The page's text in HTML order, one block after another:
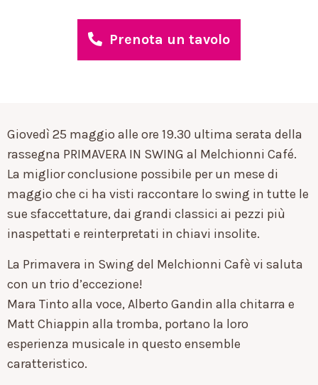
Prenota un tavolo
Giovedì 25 maggio alle ore 19.30 ultima serata della
rassegna PRIMAVERA IN SWING al Melchionni Café.
La miglior conclusione possibile per un mese di
maggio che ci ha visti raccontare lo swing in tutte le
sue sfaccettature, dai grandi classici ai pezzi più
inaspettati e reinterpretati in chiavi insolite.
La Primavera in Swing del Melchionni Cafè vi saluta
con un trio d’eccezione!
Mara Tinto alla voce, Alberto Gandin alla chitarra e
Matt Chiappin alla tromba, portano la loro
esperienza musicale in questo ensemble
caratteristico.